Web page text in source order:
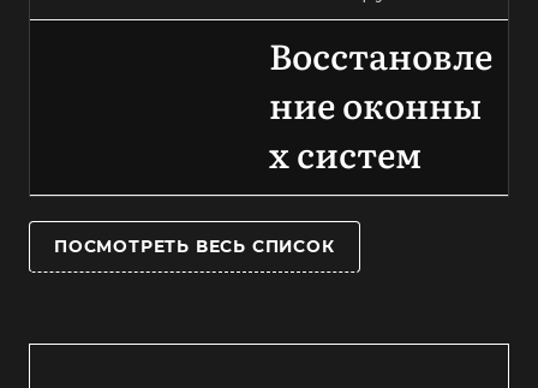
Восстановле
ние оконны
х систем
ПОСМОТРЕТЬ ВЕСЬ СПИСОК